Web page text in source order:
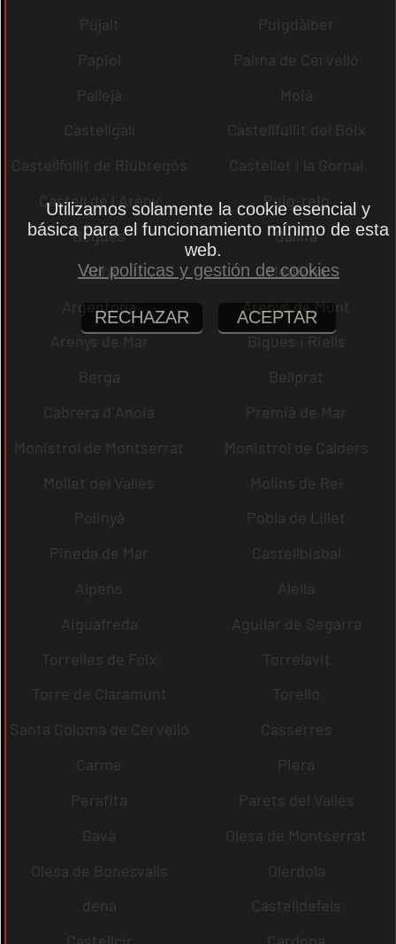
Pujalt
Puigdàlber
Papiol
Palma de Cervelló
Pallejà
Moià
Castellgalí
Castellfullit del Boix
Castellfollit de Riubregós
Castellet i la Gornal
Castell de l´Areny
Puig-reig
Begues
Gallifa
Sora
Mediona
Argentona
Arenys de Munt
Arenys de Mar
Bigues i Riells
Berga
Bellprat
Cabrera d´Anoia
Premià de Mar
Monistrol de Montserrat
Monistrol de Calders
Mollet del Vallès
Molins de Rei
Polinyà
Pobla de Lillet
Pineda de Mar
Castellbisbal
Alpens
Alella
Aiguafreda
Aguilar de Segarra
Torrelles de Foix
Torrelavit
Torre de Claramunt
Torelló
Santa Coloma de Cervelló
Casserres
Carme
Piera
Perafita
Parets del Vallès
Gavà
Olesa de Montserrat
Olesa de Bonesvalls
Olèrdola
dena
Castelldefels
Utilizamos solamente la cookie esencial y
básica para el funcionamiento mínimo de esta
web.
Ver políticas y gestión de cookies
RECHAZAR ACEPTAR